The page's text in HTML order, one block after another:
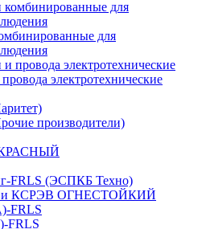
для
электротехнические
производители)
FRLS (ЭСПКБ Техно)
и КСРЭВ ОГНЕСТОЙКИЙ
FRLS
FRLS